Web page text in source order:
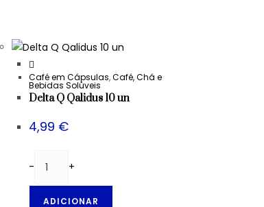
Café em Cápsulas,Café, Chá e
Bebidas Solúveis
Delta Q Qalidus 10 un
4,99 €
- +
ADICIONAR